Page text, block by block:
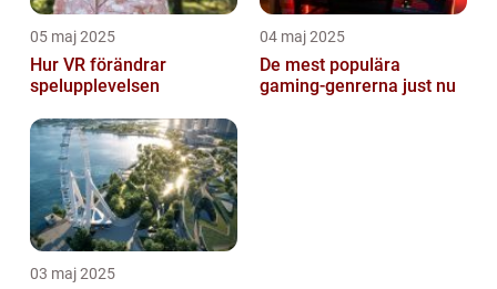
05 maj 2025
Hur VR förändrar
spelupplevelsen
04 maj 2025
De mest populära
gaming-genrerna just nu
03 maj 2025